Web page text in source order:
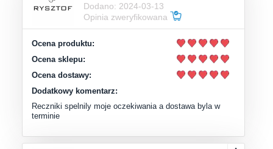
Dodano: 2024-03-13
Opinia zweryfikowana
Ocena produktu:
Ocena sklepu:
Ocena dostawy:
Dodatkowy komentarz:
Reczniki spelnily moje oczekiwania a dostawa byla w
terminie